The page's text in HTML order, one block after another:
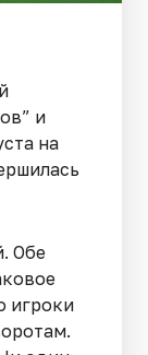
и
на
Обе
игроки